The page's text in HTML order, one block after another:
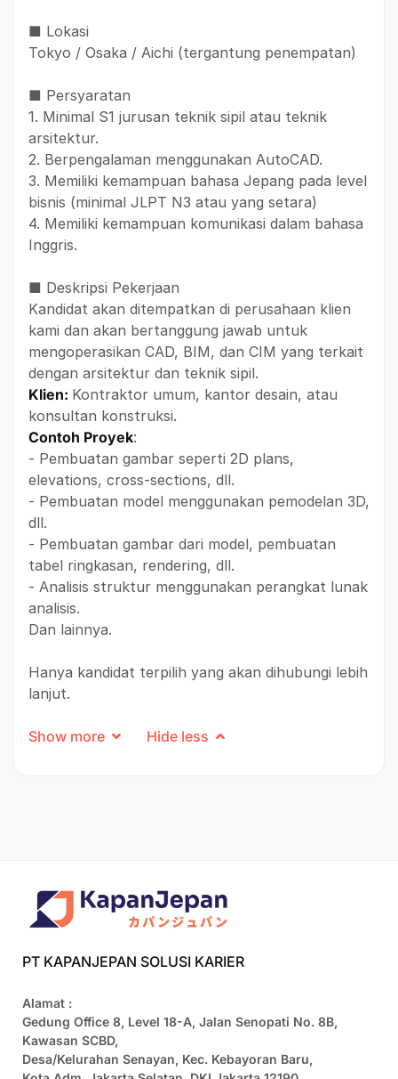
■ Lokasi
Tokyo / Osaka / Aichi (tergantung penempatan)
■ Persyaratan
1. Minimal S1 jurusan teknik sipil atau teknik
arsitektur.
2. Berpengalaman menggunakan AutoCAD.
3. Memiliki kemampuan bahasa Jepang pada level
bisnis (minimal JLPT N3 atau yang setara)
4. Memiliki kemampuan komunikasi dalam bahasa
Inggris.
■ Deskripsi Pekerjaan
Kandidat akan ditempatkan di perusahaan klien
kami dan akan bertanggung jawab untuk
mengoperasikan CAD, BIM, dan CIM yang terkait
dengan arsitektur dan teknik sipil.
Klien: Kontraktor umum, kantor desain, atau
konsultan konstruksi.
Contoh Proyek:
- Pembuatan gambar seperti 2D plans,
elevations, cross-sections, dll.
- Pembuatan model menggunakan pemodelan 3D,
dll.
- Pembuatan gambar dari model, pembuatan
tabel ringkasan, rendering, dll.
- Analisis struktur menggunakan perangkat lunak
analisis.
Dan lainnya.
Hanya kandidat terpilih yang akan dihubungi lebih
lanjut.
Show more Hide less
PT KAPANJEPAN SOLUSI KARIER
Alamat :
Gedung Office 8, Level 18-A, Jalan Senopati No. 8B,
Kawasan SCBD,
Desa/Kelurahan Senayan, Kec. Kebayoran Baru,